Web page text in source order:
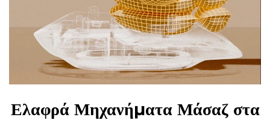
Ελαφρά Μηχανήματα Μάσαζ στα